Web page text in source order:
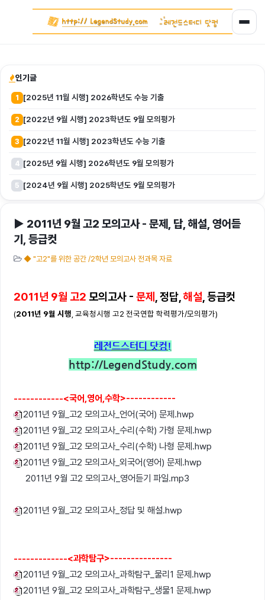
인기글
1 [2025년 11월 시행] 2026학년도 수능 기출
2 [2022년 9월 시행] 2023학년도 9월 모의평가
3 [2022년 11월 시행] 2023학년도 수능 기출
4 [2025년 9월 시행] 2026학년도 9월 모의평가
5 [2024년 9월 시행] 2025학년도 9월 모의평가
▶ 2011년 9월 고2 모의고사 - 문제, 답, 해설, 영어듣
기, 등급컷
◆ "고2"를 위한 공간 /2학년 모의고사 전과목 자료
2011년 9월 고2 모의고사 - 문제 , 정답,해설, 등급컷
(2011년 9월 시행 , 교육청시행 고2 전국연합 학력평가/모의평가)
레전드스터디 닷컴!
http://LegendStudy.com
------------<국어,영어,수학>------------
2011년 9월_고2 모의고사_언어(국어) 문제.hwp
2011년 9월_고2 모의고사_수리(수학) 가형 문제.hwp
2011년 9월_고2 모의고사_수리(수학) 나형 문제.hwp
2011년 9월_고2 모의고사_외국어(영어) 문제.hwp
2011년 9월 고2 모의고사_영어듣기 파일.mp3
2011년 9월_고2 모의고사_정답 및 해설.hwp
-------------<과학탐구>---------------
2011년 9월_고2 모의고사_과학탐구_물리1 문제.hwp
2011년 9월_고2 모의고사_과학탐구_생물1 문제.hwp